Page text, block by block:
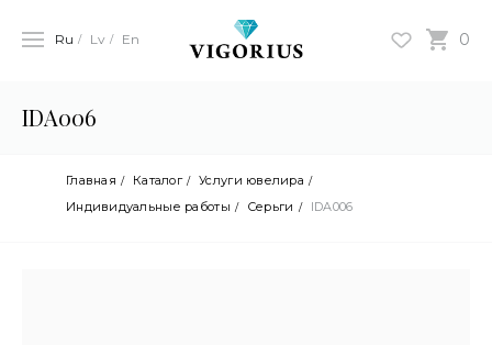
0
Ru Lv En
IDA006
Главная Каталог
Услуги ювелира
Индивидуальные работы
Серьги IDA006